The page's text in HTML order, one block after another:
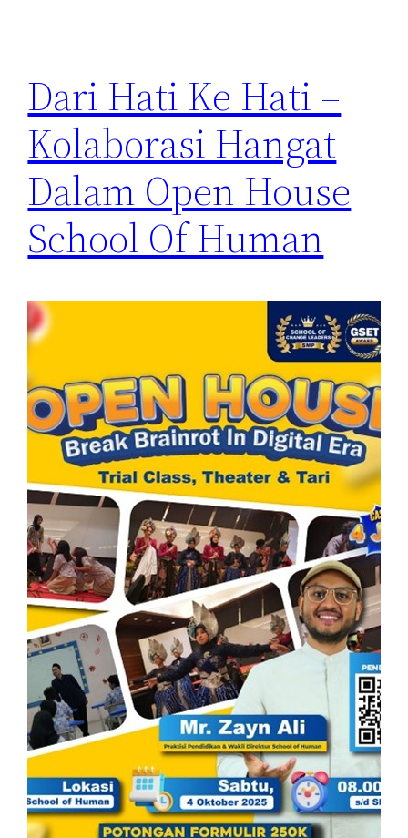
Dari Hati Ke Hati –
Kolaborasi Hangat
Dalam Open House
School Of Human